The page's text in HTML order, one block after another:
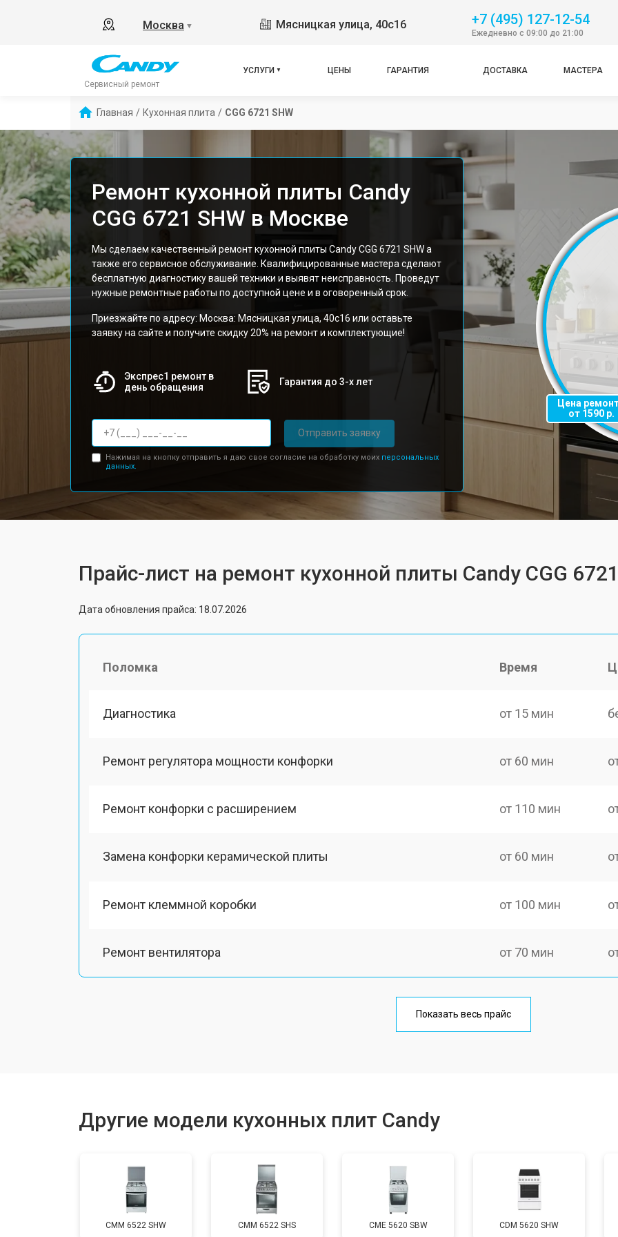
Москва ▼ Мясницкая улица, 40с16 +7 (495) 127-12-54
Ежедневно с 09:00 до 21:00
Сервисный ремонт
УСЛУГИ ЦЕНЫ ГАРАНТИЯ ДОСТАВКА МАСТЕРА
Главная / Кухонная плита / CGG 6721 SHW
Ремонт кухонной плиты Candy
CGG 6721 SHW в Москве
Мы сделаем качественный ремонт кухонной плиты Candy CGG 6721 SHW а
также его сервисное обслуживание. Квалифицированные мастера сделают
бесплатную диагностику вашей техники и выявят неисправность. Проведут
нужные ремонтные работы по доступной цене и в оговоренный срок.
Приезжайте по адресу: Москва: Мясницкая улица, 40с16 или оставьте
заявку на сайте и получите скидку 20% на ремонт и комплектующие!
Экспрес1 ремонт в
день обращения
Гарантия до 3-х лет
Отправить заявку
Нажимая на кнопку отправить я даю свое согласие на обработку моих персональных
данных.
Цена
от 1590 р.
Прайс-лист на ремонт кухонной плиты Candy CGG
Дата обновления прайса: 18.07.2026
Поломка Время
Диагностика от 15 мин
Ремонт регулятора мощности конфорки от 60 мин
Ремонт конфорки с расширением от 110 мин
Замена конфорки керамической плиты от 60 мин
Ремонт клеммной коробки от 100 мин
Ремонт вентилятора от 70 мин
от 120 мин
Замена термостата
Показать весь прайс
Другие модели кухонных плит Candy
CMM 6522 SHW CMM 6522 SHS CME 5620 SBW CDM 5620 SHW